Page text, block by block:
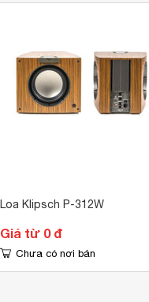
Loa Klipsch P-312W
Giá từ 0 đ
Chưa có nơi bán